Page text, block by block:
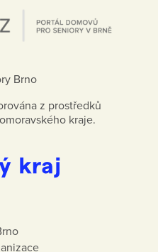
Brno
z prostředků
kraje.